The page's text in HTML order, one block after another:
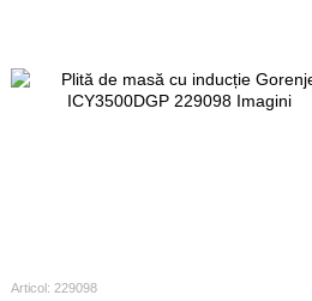
Articol: 229098